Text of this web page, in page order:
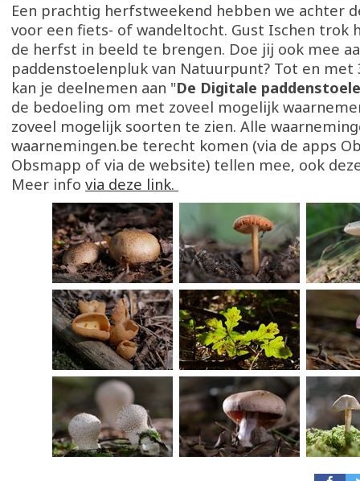
Een prachtig herfstweekend hebben we achter
voor een fiets- of wandeltocht. Gust Ischen trok
de herfst in beeld te brengen. Doe jij ook mee
paddenstoelenpluk van Natuurpunt? Tot en met
kan je deelnemen aan "De Digitale
de bedoeling om met zoveel mogelijk
zoveel mogelijk soorten te zien. Alle
waarnemingen.be terecht komen (via de apps
Obsmapp of via de website) tellen mee, ook
Meer info via deze link.